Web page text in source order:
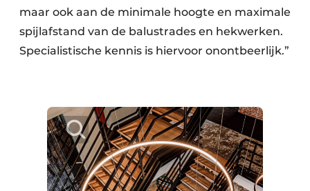
maar ook aan de minimale hoogte en maximale
spijlafstand van de balustrades en hekwerken.
Specialistische kennis is hiervoor onontbeerlijk.”